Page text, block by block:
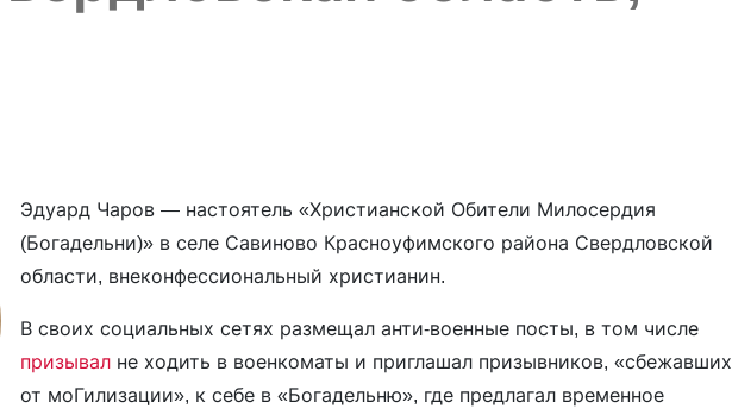
Эдуард Чаров — настоятель «Христианской Обители Милосердия
(Богадельни)» в селе Савиново Красноуфимского района Свердловской
области, внеконфессиональный христианин.
В своих социальных сетях размещал анти-военные посты, в том числе
призывал не ходить в военкоматы и приглашал призывников, «сбежавших
от моГилизации», к себе в «Богадельню», где предлагал временное